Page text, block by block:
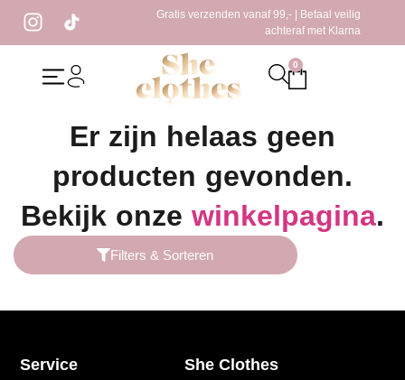
Gratis verzenden vanaf 99,- | Betaal veilig
achteraf met Klarna
0
/ Producten getagged “bruin rokje”
Er zijn helaas geen
producten gevonden.
Bekijk onze winkelpagina.
Filters & Sorteren
Service She Clothes